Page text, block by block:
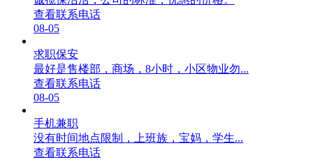
查看联系电话
08-05
求职保安
最好是售楼部，商场，8小时，小区物业勿...
查看联系电话
08-05
手机兼职
没有时间地点限制，上班族，宝妈，学生...
查看联系电话